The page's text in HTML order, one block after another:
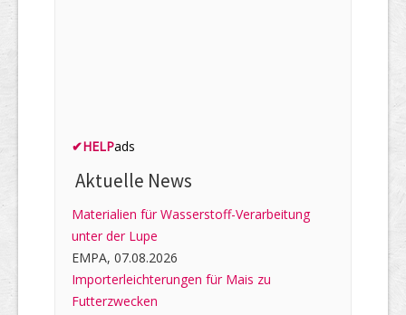
✔HELPads
Aktuelle News
Materialien für Wasserstoff-Verarbeitung
unter der Lupe
EMPA, 07.08.2026
Importerleichterungen für Mais zu
Futterzwecken